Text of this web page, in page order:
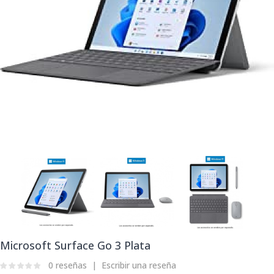
Microsoft Surface Go 3 Plata
0 reseñas Escribir una reseña